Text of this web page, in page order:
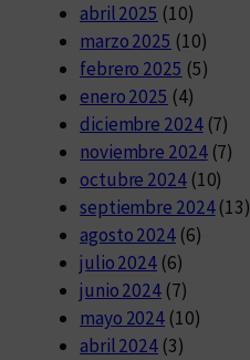
abril 2025 (10)
marzo 2025 (10)
febrero 2025 (5)
enero 2025 (4)
diciembre 2024(7)
noviembre 2024(7)
octubre 2024(10)
septiembre 2024(13)
agosto 2024(6)
julio 2024 (6)
junio 2024 (7)
mayo 2024 (10)
abril 2024 (3)